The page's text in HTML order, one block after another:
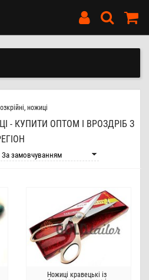
ножиці
- КУПИТИ ОПТОМ І ВРОЗДРІБ З
Ножиці кравецькі із